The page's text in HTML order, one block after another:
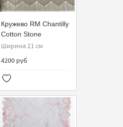
Кружево RM Chantilly
Cotton Stone
Ширина 21 см
4200 руб